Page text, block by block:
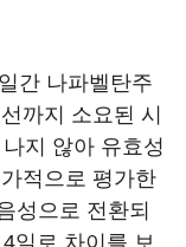
간 나파벨탄주
까지 소요된 시
지 않아 유효성
적으로 평가한
성으로 전환되
일로 차이를 보